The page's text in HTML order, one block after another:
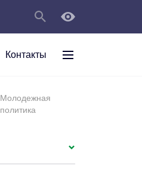
Контакты
Молодежная
политика